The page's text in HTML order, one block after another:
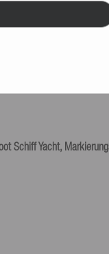
Schiff Yacht,